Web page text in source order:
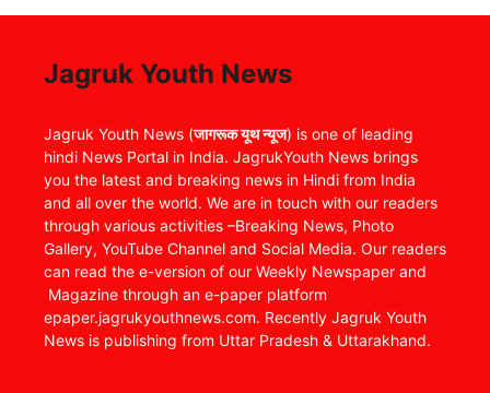
Jagruk Youth News
Jagruk Youth News (जागरूक यूथ न्यूज) is one of leading
hindi News Portal in India. JagrukYouth News brings
you the latest and breaking news in Hindi from India
and all over the world. We are in touch with our readers
through various activities –Breaking News, Photo
Gallery, YouTube Channel and Social Media. Our readers
can read the e-version of our Weekly Newspaper and
Magazine through an e-paper platform
epaper.jagrukyouthnews.com. Recently Jagruk Youth
News is publishing from Uttar Pradesh & Uttarakhand.